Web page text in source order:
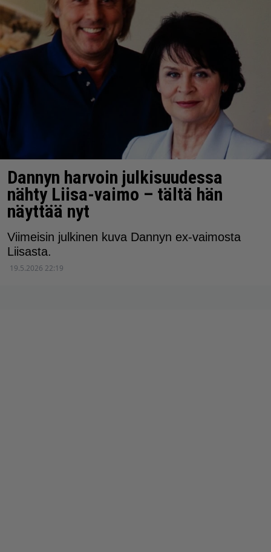
Dannyn harvoin julkisuudessa
nähty Liisa-vaimo – tältä hän
näyttää nyt
Viimeisin julkinen kuva Dannyn ex-vaimosta
Liisasta.
19.5.2026 22:19